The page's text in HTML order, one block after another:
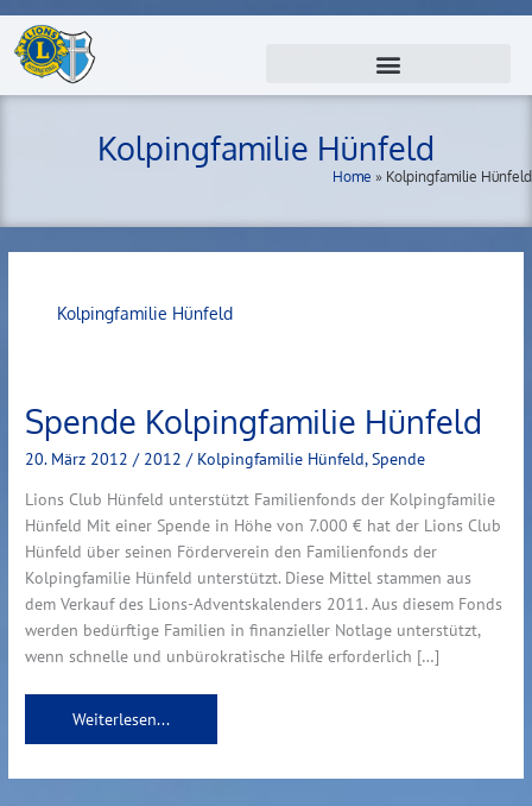
Zum
Inhalt
springen
Kolpingfamilie Hünfeld
Home » Kolpingfamilie Hünfeld
Kolpingfamilie Hünfeld
Spende Kolpingfamilie Hünfeld
20. März 2012 / 2012 / Kolpingfamilie Hünfeld, Spende
Lions Club Hünfeld unterstützt Familienfonds der Kolpingfamilie
Hünfeld Mit einer Spende in Höhe von 7.000 € hat der Lions Club
Hünfeld über seinen Förderverein den Familienfonds der
Kolpingfamilie Hünfeld unterstützt. Diese Mittel stammen aus
dem Verkauf des Lions-Adventskalenders 2011. Aus diesem Fonds
werden bedürftige Familien in finanzieller Notlage unterstützt,
wenn schnelle und unbürokratische Hilfe erforderlich […]
Spende
Kolpingfamilie
Hünfeld
Weiterlesen...